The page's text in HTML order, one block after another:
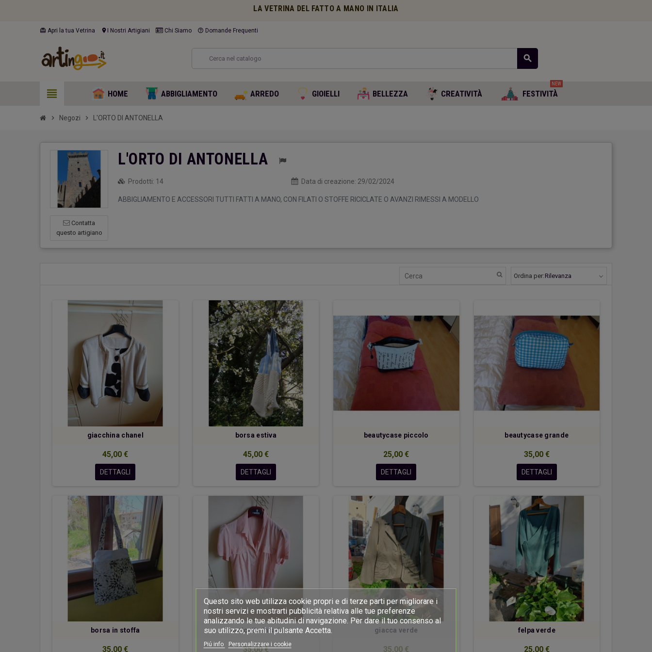
LA VETRINA DEL FATTO A MANO IN ITALIA
card_giftcard Apri la tua Vetrina location_on I Nostri Artigiani Chi Siamo help_outline Domande Frequenti
search
view_headline HOME ABBIGLIAMENTO ARREDO GIOIELLI BELLEZZA CREATIVITÀ FESTIVITÀ
NEW
chevron_right Negozi chevron_right L'ORTO DI ANTONELLA
Contatta
questo artigiano
L'ORTO DI ANTONELLA
Prodotti: 14 Data di creazione: 29/02/2024
ABBIGLIAMENTO E ACCESSORI TUTTI FATTI A MANO, CON FILATI O STOFFE RICICLATE O AVANZI RIMESSI A MODELLO
Ordina per:
giacchina chanel
45,00 €
DETTAGLI
borsa estiva
45,00 €
DETTAGLI
beautycase piccolo
25,00 €
DETTAGLI
beautycase grande
35,00 €
DETTAGLI
borsa in stoffa
35,00 €
camicetta in seta
35,00 €
giacca verde
35,00 €
felpa verde
25,00 €
Questo sito web utilizza cookie propri e di terze parti per migliorare i
nostri servizi e mostrarti pubblicità relativa alle tue preferenze
analizzando le tue abitudini di navigazione. Per dare il tuo consenso al
suo utilizzo, premi il pulsante Accetta.
Piú info Personalizzare i cookie